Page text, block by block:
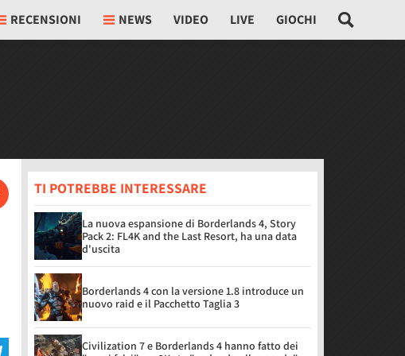
RECENSIONI NEWS VIDEO LIVE GIOCHI
TI POTREBBE INTERESSARE
La nuova espansione di Borderlands 4, Story
Pack 2: FL4K and the Last Resort, ha una data
d'uscita
Borderlands 4 con la versione 1.8 introduce un
nuovo raid e il Pacchetto Taglia 3
Civilization 7 e Borderlands 4 hanno fatto dei